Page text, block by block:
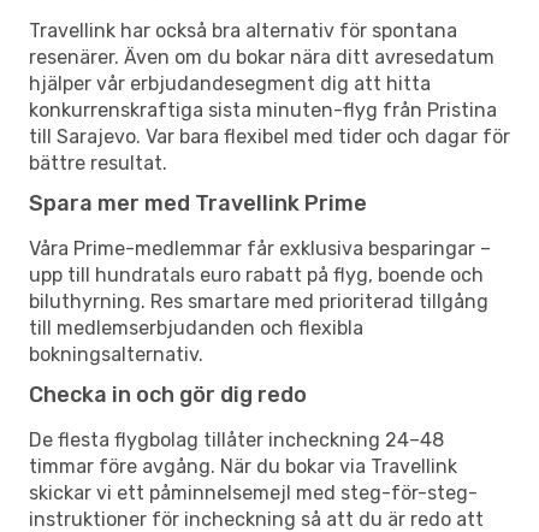
Travellink har också bra alternativ för spontana
resenärer. Även om du bokar nära ditt avresedatum
hjälper vår erbjudandesegment dig att hitta
konkurrenskraftiga sista minuten-flyg från Pristina
till Sarajevo. Var bara flexibel med tider och dagar för
bättre resultat.
Spara mer med Travellink Prime
Våra Prime-medlemmar får exklusiva besparingar –
upp till hundratals euro rabatt på flyg, boende och
biluthyrning. Res smartare med prioriterad tillgång
till medlemserbjudanden och flexibla
bokningsalternativ.
Checka in och gör dig redo
De flesta flygbolag tillåter incheckning 24–48
timmar före avgång. När du bokar via Travellink
skickar vi ett påminnelsemejl med steg-för-steg-
instruktioner för incheckning så att du är redo att